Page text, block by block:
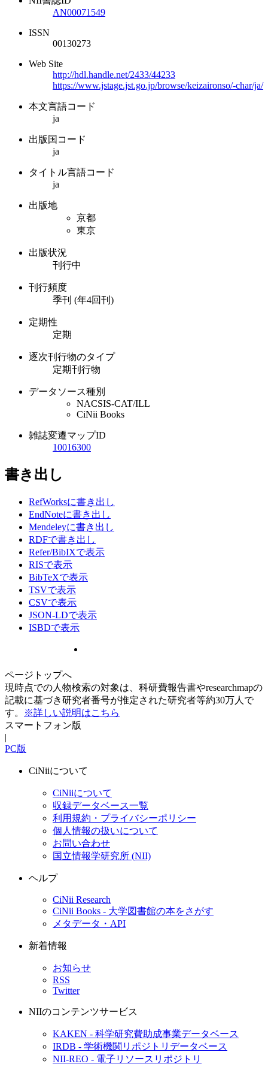
AN00071549
ISSN
00130273
Web Site
http://hdl.handle.net/2433/44233
https://www.jstage.jst.go.jp/browse/keizaironso/-char/ja/
本文言語コード
ja
出版国コード
ja
タイトル言語コード
ja
出版地
京都
東京
出版状況
刊行中
刊行頻度
季刊 (年4回刊)
定期性
定期
逐次刊行物のタイプ
定期刊行物
データソース種別
NACSIS-CAT/ILL
CiNii Books
雑誌変遷マップID
10016300
書き出し
RefWorksに書き出し
EndNoteに書き出し
Mendeleyに書き出し
RDFで書き出し
Refer/BibIXで表示
RISで表示
BibTeXで表示
TSVで表示
CSVで表示
JSON-LDで表示
ISBDで表示
ページトップへ
現時点での人物検索の対象は、科研費報告書やresearchmapの
記載に基づき研究者番号が推定された研究者等約30万人で
す。
※詳しい説明はこちら
スマートフォン版
|
PC版
CiNiiについて
CiNiiについて
収録データベース一覧
利用規約・プライバシーポリシー
個人情報の扱いについて
お問い合わせ
国立情報学研究所 (NII)
ヘルプ
CiNii Research
CiNii Books - 大学図書館の本をさがす
メタデータ・API
新着情報
お知らせ
RSS
Twitter
NIIのコンテンツサービス
KAKEN - 科学研究費助成事業データベース
IRDB - 学術機関リポジトリデータベース
NII-REO - 電子リソースリポジトリ